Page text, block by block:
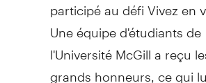
Une équipe d'étudiants de
l'Université McGill a reçu
grands honneurs, ce qui